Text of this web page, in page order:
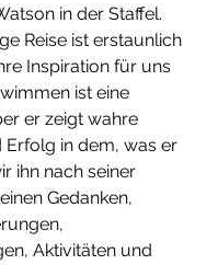
in der Staffel.
Reise ist erstaunlich
Inspiration für uns
ist eine
er zeigt wahre
Erfolg in dem, was er
ihn nach seiner
Gedanken,
Aktivitäten und